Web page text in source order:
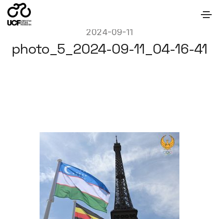
2024-09-11
photo_5_2024-09-11_04-16-41